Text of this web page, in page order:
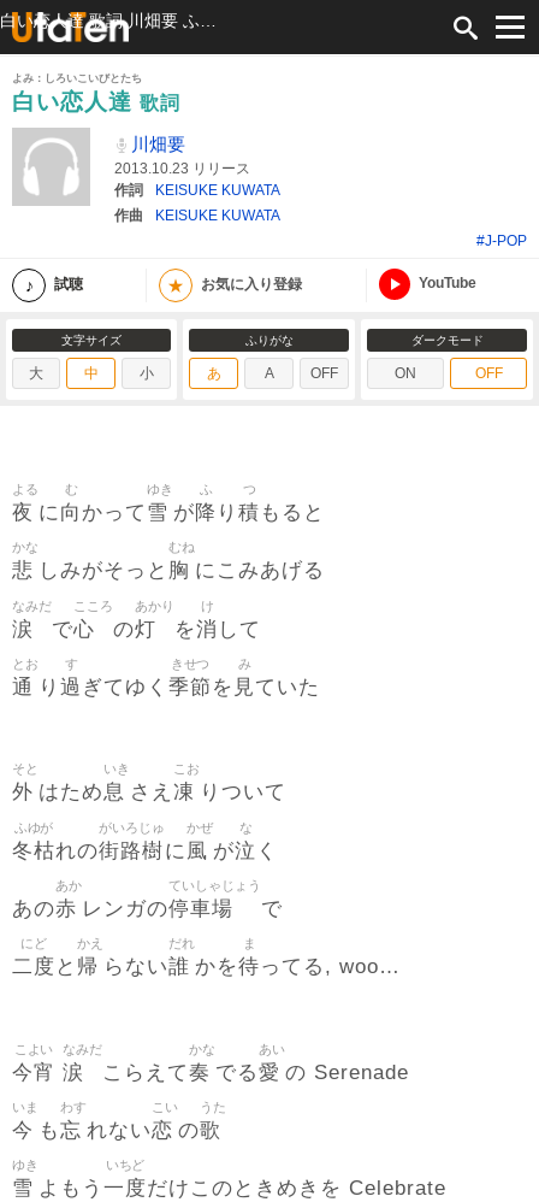
よみ：しろいこいびとたち
白い恋人達 歌詞
川畑要
2013.10.23 リリース
作詞
KEISUKE KUWATA
作曲
KEISUKE KUWATA
#J-POP
試聴 ★ お気に入り登録 YouTube
文字サイズ
大 中 小
ふりがな
あ A OFF
ダークモード
ON OFF
夜
よる
に向
む
かって 雪
ゆき
が降
ふ
り 積
つ
もると
悲
かな
しみがそっと 胸
むね
にこみあげる
涙
なみだ
で心
こころ
の灯
あかり
を消
け
して
通
とお
り 過
す
ぎてゆく 季節
きせつ
を 見
み
ていた
外
そと
はため息
いき
さえ 凍
こお
りついて
冬枯
ふゆが
れの街路樹
がいろじゅ
に 風
かぜ
が泣
な
く
あの赤
あか
レンガの停車場
ていしゃじょう
で
二度
にど
と 帰
かえ
らない誰
だれ
かを待
ま
ってる, woo…
今宵
こよい
涙
なみだ
こらえて奏
かな
でる愛
あい
の Serenade
今
いま
も忘
わす
れない恋
こい
の歌
うた
雪
ゆき
よもう 一度
いちど
だけこのときめきを Celebrate